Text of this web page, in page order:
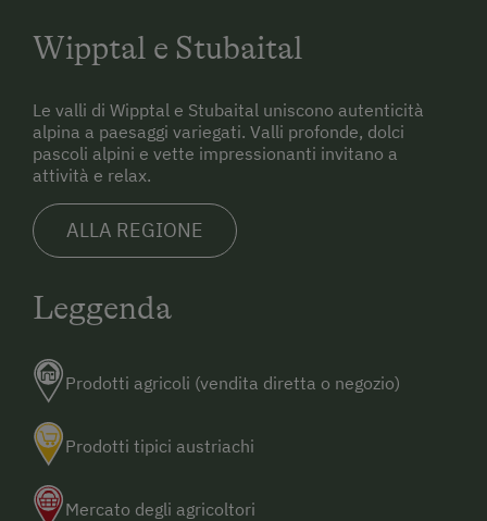
Wipptal e Stubaital
Le valli di Wipptal e Stubaital uniscono autenticità
alpina a paesaggi variegati. Valli profonde, dolci
pascoli alpini e vette impressionanti invitano a
attività e relax.
ALLA REGIONE
Leggenda
Prodotti agricoli (vendita diretta o negozio)
Prodotti tipici austriachi
Mercato degli agricoltori